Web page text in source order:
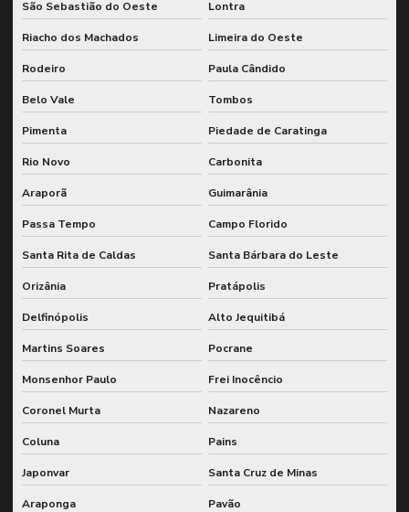
São Sebastião do Oeste Lontra
Riacho dos Machados Limeira do Oeste
Rodeiro Paula Cândido
Belo Vale Tombos
Pimenta Piedade de Caratinga
Rio Novo Carbonita
Araporã Guimarânia
Passa Tempo Campo Florido
Santa Rita de Caldas Santa Bárbara do Leste
Orizânia Pratápolis
Delfinópolis Alto Jequitibá
Martins Soares Pocrane
Monsenhor Paulo Frei Inocêncio
Coronel Murta Nazareno
Coluna Pains
Japonvar Santa Cruz de Minas
Araponga Pavão